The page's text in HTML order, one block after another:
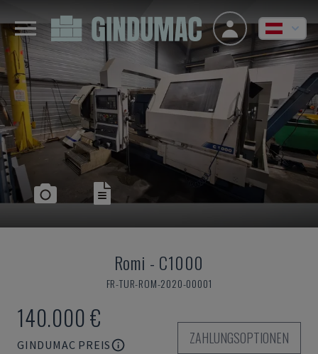
Romi - C1000
FR-TUR-ROM-2020-00001
140.000 €
GINDUMAC PREIS
ZAHLUNGSOPTIONEN